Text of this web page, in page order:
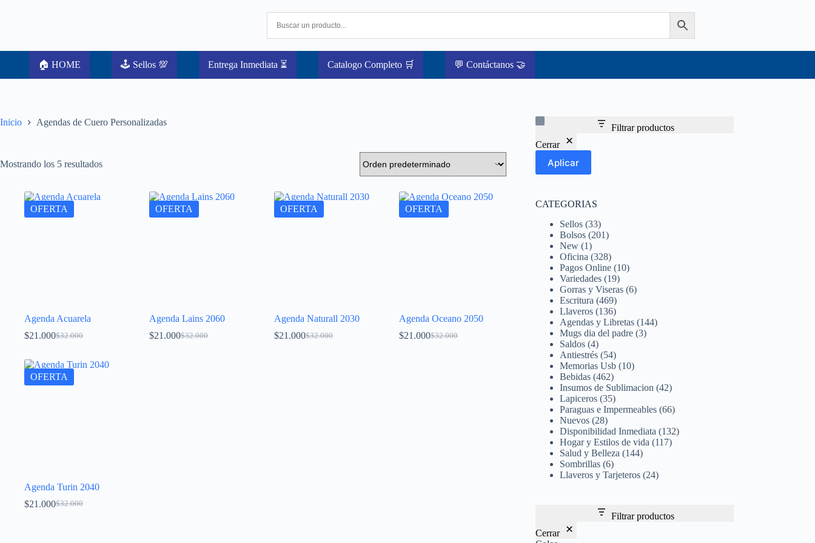
🏠 HOME 🕹️ Sellos 💯 Entrega Inmediata ⏳ Catalogo Completo 🛒 💬 Contáctanos 🤝
Inicio Agendas de Cuero Personalizadas
Mostrando los 5 resultados
OFERTA
Agenda Acuarela
$32.000
$21.000
OFERTA
Agenda Lains 2060
$32.000
$21.000
OFERTA
Agenda Naturall 2030
$32.000
$21.000
OFERTA
Agenda Oceano 2050
$32.000
$21.000
OFERTA
Agenda Turin 2040
$32.000
$21.000
Filtrar productos
Cerrar
Aplicar
CATEGORIAS
Sellos (33)
Bolsos (201)
New (1)
Oficina (328)
Pagos Online (10)
Variedades (19)
Gorras y Viseras (6)
Escritura (469)
Llaveros (136)
Agendas y Libretas (144)
Mugs dia del padre (3)
Saldos (4)
Antiestrés (54)
Memorias Usb (10)
Bebidas (462)
Insumos de Sublimacion (42)
Lapiceros (35)
Paraguas e Impermeables (66)
Nuevos (28)
Disponibilidad Inmediata (132)
Hogar y Estilos de vida (117)
Salud y Belleza (144)
Sombrillas (6)
Llaveros y Tarjeteros (24)
Filtrar productos
Cerrar